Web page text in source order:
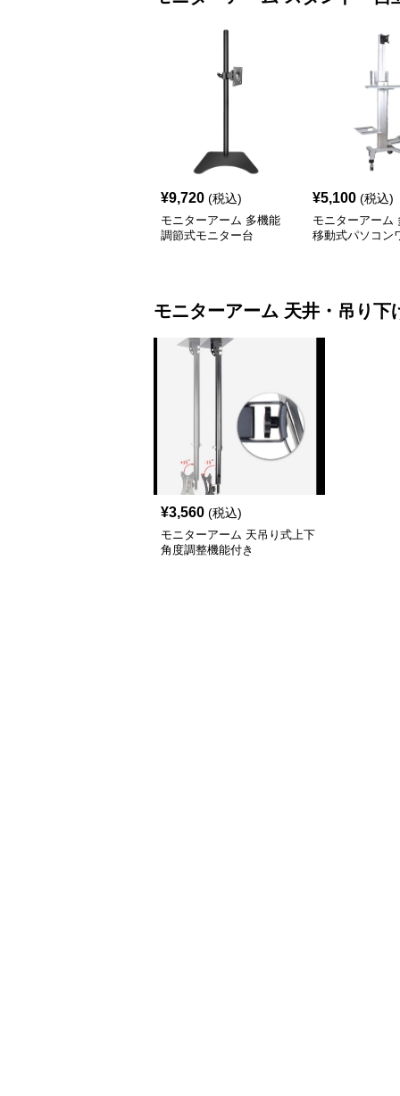
¥9,720 (税込)
モニターアーム 多機能
調節式モニター台
¥5,100 (税込)
モニターアーム
移動式パソコン
モニターアーム 天井・吊り下
¥3,560 (税込)
モニターアーム 天吊り式上下
角度調整機能付き